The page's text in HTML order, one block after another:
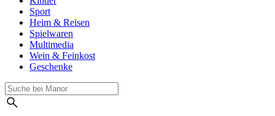
Sport
Heim & Reisen
Spielwaren
Multimedia
Wein & Feinkost
Geschenke